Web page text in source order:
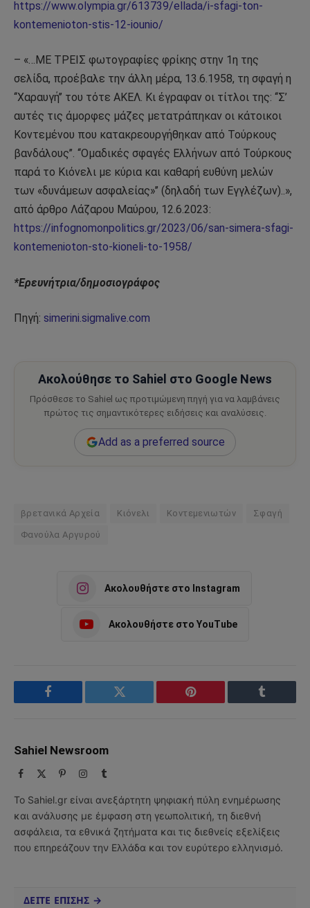
https://www.olympia.gr/613739/ellada/i-sfagi-ton-
kontemenioton-stis-12-iounio/
– «…ΜΕ ΤΡΕΙΣ φωτογραφίες φρίκης στην 1η της
σελίδα, προέβαλε την άλλη μέρα, 13.6.1958, τη σφαγή η
‘‘Χαραυγή’’ του τότε ΑΚΕΛ. Κι έγραφαν οι τίτλοι της: ‘‘Σ’
αυτές τις άμορφες μάζες μετατράπηκαν οι κάτοικοι
Κοντεμένου που κατακρεουργήθηκαν από Τούρκους
βανδάλους’’. ‘‘Ομαδικές σφαγές Ελλήνων από Τούρκους
παρά το Κιόνελι με κύρια και καθαρή ευθύνη μελών
των «δυνάμεων ασφαλείας»’’ (δηλαδή των Εγγλέζων)..»,
από άρθρο Λάζαρου Μαύρου, 12.6.2023:
https://infognomonpolitics.gr/2023/06/san-simera-sfagi-
kontemenioton-sto-kioneli-to-1958/
*Ερευνήτρια/δημοσιογράφος
Πηγή: simerini.sigmalive.com
Ακολούθησε το Sahiel στο Google News
Πρόσθεσε το Sahiel ως προτιμώμενη πηγή για να λαμβάνεις
πρώτος τις σημαντικότερες ειδήσεις και αναλύσεις.
Add as a preferred source
βρετανικά Αρχεία Κιόνελι Κοντεμενιωτών Σφαγή
Φανούλα Αργυρού
Ακολουθήστε στο Instagram
Ακολουθήστε στο YouTube
Facebook Twitter Pinterest Tumblr
Sahiel Newsroom
Facebook PinterestInstagram
Tumblr
Το Sahiel.gr είναι ανεξάρτητη ψηφιακή πύλη ενημέρωσης
και ανάλυσης με έμφαση στη γεωπολιτική, τη διεθνή
ασφάλεια, τα εθνικά ζητήματα και τις διεθνείς εξελίξεις
που επηρεάζουν την Ελλάδα και τον ευρύτερο ελληνισμό.
ΔΕΙΤΕ ΕΠΙΣΗΣ →